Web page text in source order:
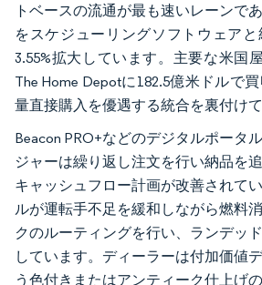
トベースの流通が最も速いレーンで
をスケジューリングソフトウェア
3.55%拡大しています。主要な米国
The Home Depotに182.5億米ドルで
量直接購入を優遇する統合を裏付けて
Beacon PRO+などのデジタルポータ
ジャーは繰り返し注文を行い納品を
キャッシュフロー計画が改善されて
ルが運転手不足を緩和しながら燃料
クのルーティングを行い、ランデッ
しています。ディーラーは付加価値
う色付きまたはアンティーク仕上げ